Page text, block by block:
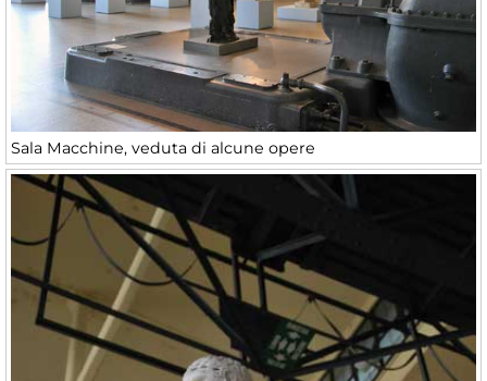
Sala Macchine, veduta di alcune opere